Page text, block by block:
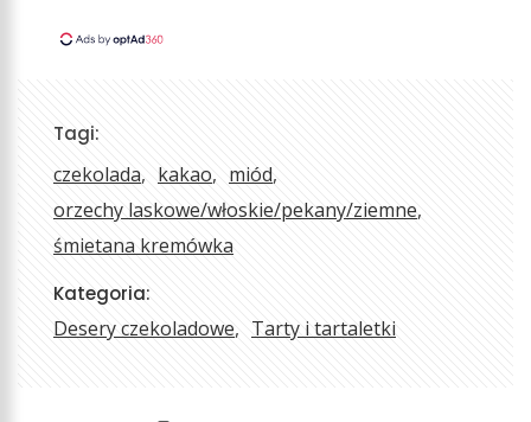
Tagi:
czekolada kakao
miód
orzechy laskowe/włoskie/pekany/ziemne
śmietana kremówka
Kategoria:
Desery czekoladowe Tarty i tartaletki